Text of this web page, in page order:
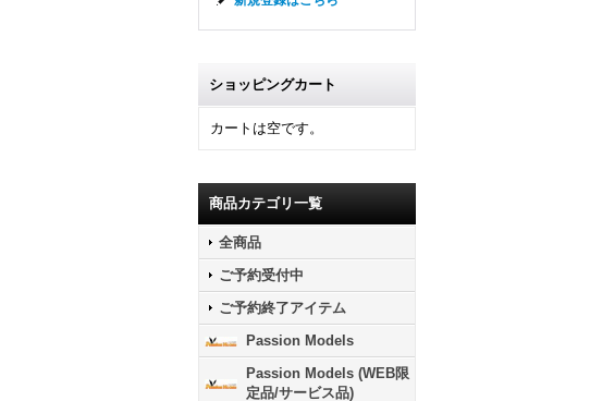
ショッピングカート
カートは空です。
商品カテゴリ一覧
全商品
ご予約受付中
ご予約終了アイテム
Passion Models
Passion Models (WEB限
定品/サービス品)